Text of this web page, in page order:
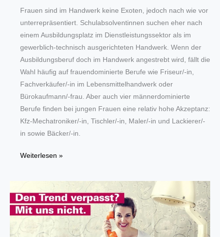
Frauen sind im Handwerk keine Exoten, jedoch nach wie vor
unterrepräsentiert. Schulabsolventinnen suchen eher nach
einem Ausbildungsplatz im Dienstleistungssektor als im
gewerblich-technisch ausgerichteten Handwerk. Wenn der
Ausbildungsberuf doch im Handwerk angestrebt wird, fällt die
Wahl häufig auf frauendominierte Berufe wie Friseur/-in,
Fachverkäufer/-in im Lebensmittelhandwerk oder
Bürokaufmann/-frau. Aber auch vier männerdominierte
Berufe finden bei jungen Frauen eine relativ hohe Akzeptanz:
Kfz-Mechatroniker/-in, Tischler/-in, Maler/-in und Lackierer/-
in sowie Bäcker/-in.
Neue
des
ifh
Göttingen:
Handwerkswirtschaft
bietet
Weiterlesen »